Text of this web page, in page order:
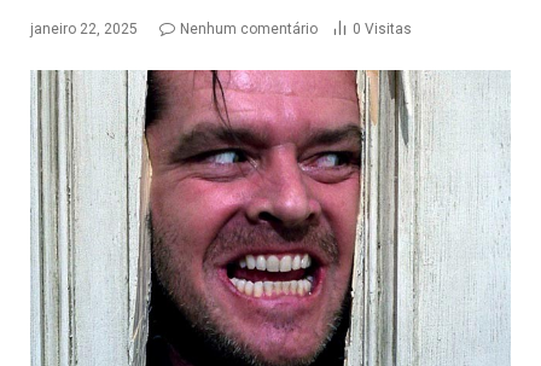
janeiro 22, 2025 Nenhum comentário 0 Visitas